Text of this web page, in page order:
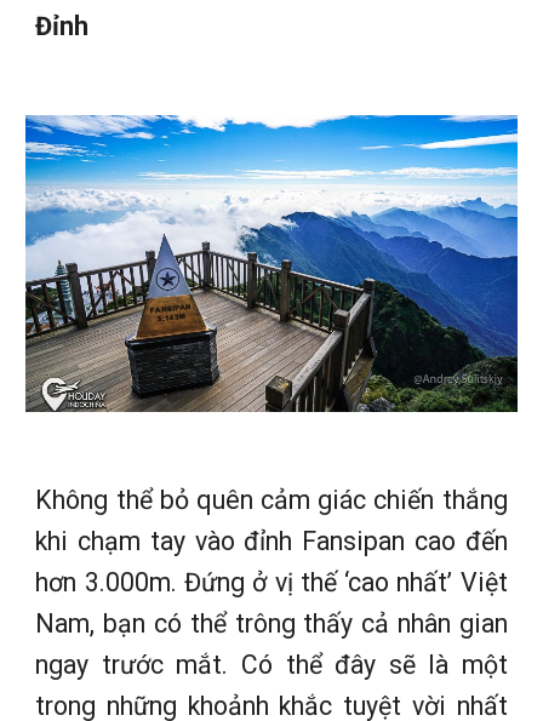
Đỉnh
Không thể bỏ quên cảm giác chiến thắng
khi chạm tay vào đỉnh Fansipan cao đến
hơn 3.000m. Đứng ở vị thế ‘cao nhất’ Việt
Nam, bạn có thể trông thấy cả nhân gian
ngay trước mắt. Có thể đây sẽ là một
trong những khoảnh khắc tuyệt vời nhất